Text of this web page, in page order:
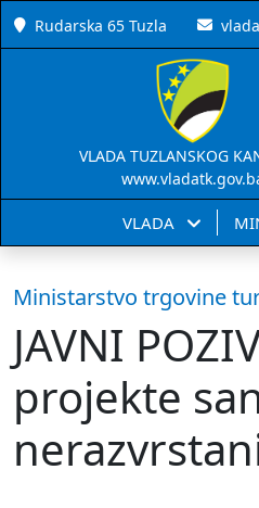
Rudarska 65 Tuzla
VLADA TUZLANSKOG
VLADA
Ministarstvo trgovine
JAVNI
projekte